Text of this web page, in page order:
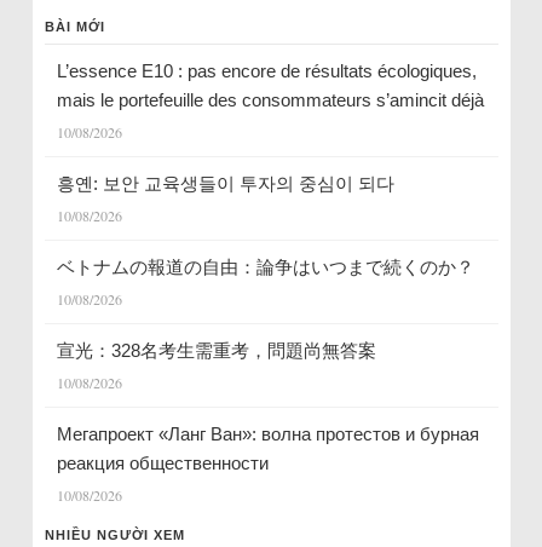
BÀI MỚI
L’essence E10 : pas encore de résultats écologiques,
mais le portefeuille des consommateurs s’amincit déjà
10/08/2026
흥옌: 보안 교육생들이 투자의 중심이 되다
10/08/2026
ベトナムの報道の自由：論争はいつまで続くのか？
10/08/2026
宣光：328名考生需重考，問題尚無答案
10/08/2026
Мегапроект «Ланг Ван»: волна протестов и бурная
реакция общественности
10/08/2026
NHIỀU NGƯỜI XEM